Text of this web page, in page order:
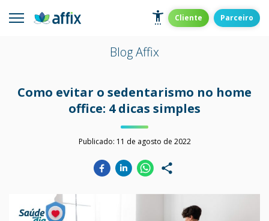
content
Affix
Administradora de Benefícios Cliente Parceiro
Blog Affix
Como evitar o sedentarismo no home
office: 4 dicas simples
Publicado: 11 de agosto de 2022